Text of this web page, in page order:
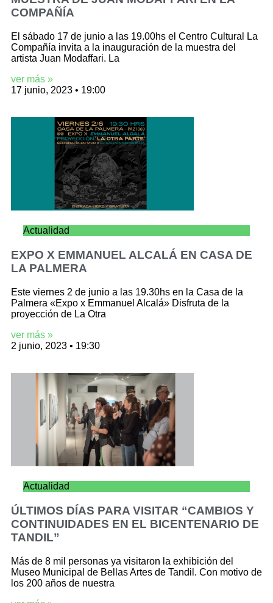
COMPAÑÍA
El sábado 17 de junio a las 19.00hs el Centro Cultural La
Compañía invita a la inauguración de la muestra del
artista Juan Modaffari. La
ver más »
17 junio, 2023
19:00
Actualidad
EXPO X EMMANUEL ALCALÁ EN CASA DE
LA PALMERA
Este viernes 2 de junio a las 19.30hs en la Casa de la
Palmera «Expo x Emmanuel Alcalá» Disfruta de la
proyección de La Otra
ver más »
2 junio, 2023
19:30
Actualidad
ÚLTIMOS DÍAS PARA VISITAR “CAMBIOS Y
CONTINUIDADES EN EL BICENTENARIO DE
TANDIL”
Más de 8 mil personas ya visitaron la exhibición del
Museo Municipal de Bellas Artes de Tandil. Con motivo de
los 200 años de nuestra